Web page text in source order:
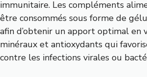
immunitaire. Les compléments
être consommés sous forme de
afin d’obtenir un apport optimal en
minéraux et antioxydants qui
contre les infections virales ou